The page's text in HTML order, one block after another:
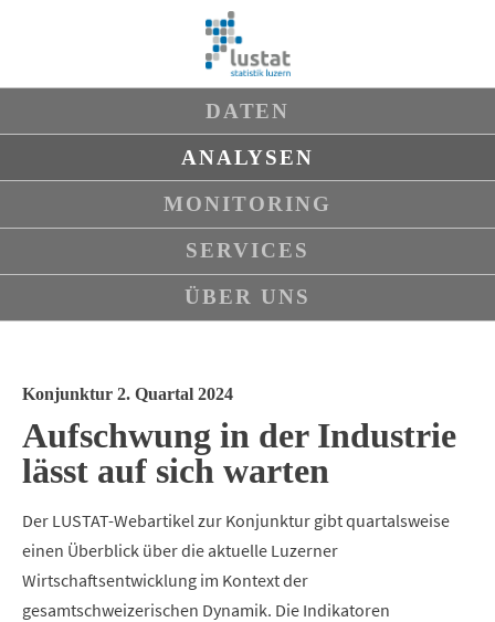
überspringen
DATEN
ANALYSEN
MONITORING
SERVICES
ÜBER UNS
Konjunktur 2. Quartal 2024
Aufschwung in der Industrie
lässt auf sich warten
Der LUSTAT-Webartikel zur Konjunktur gibt quartalsweise
einen Überblick über die aktuelle Luzerner
Wirtschaftsentwicklung im Kontext der
gesamtschweizerischen Dynamik. Die Indikatoren